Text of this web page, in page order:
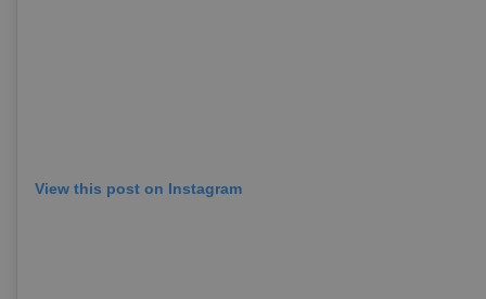
View this post on Instagram